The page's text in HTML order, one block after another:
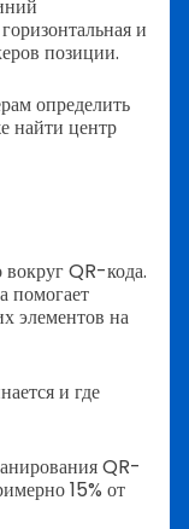
и
позиции.
определить
найти центр
вокруг QR-кода.
помогает
элементов на
и где
QR-
15% от